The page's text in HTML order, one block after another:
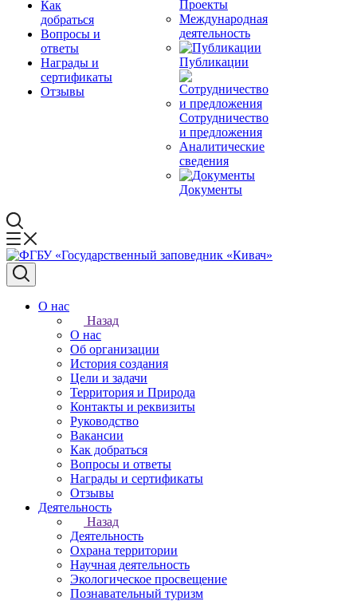
Как
добраться
Вопросы и
ответы
Награды и
сертификаты
Отзывы
Проекты
Международная
деятельность
Публикации
Сотрудничество
и предложения
Аналитические
сведения
Документы
О нас
Назад
О нас
Об организации
История создания
Цели и задачи
Территория и Природа
Контакты и реквизиты
Руководство
Вакансии
Как добраться
Вопросы и ответы
Награды и сертификаты
Отзывы
Деятельность
Назад
Деятельность
Охрана территории
Научная деятельность
Экологическое просвещение
Познавательный туризм